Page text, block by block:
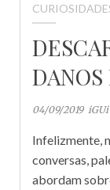
04/09/2019
Infelizmente,
conversas,
abordam